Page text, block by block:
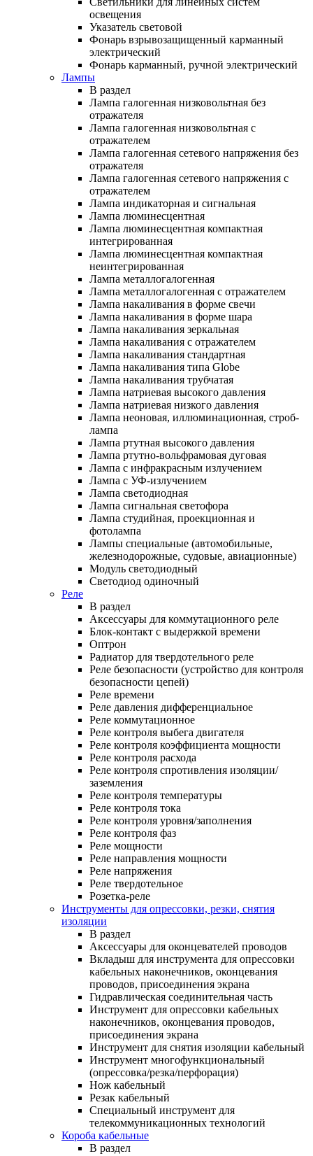
освещения
Указатель световой
Фонарь взрывозащищенный карманный
электрический
Фонарь карманный, ручной электрический
Лампы
В раздел
Лампа галогенная низковольтная без
отражателя
Лампа галогенная низковольтная с
отражателем
Лампа галогенная сетевого напряжения без
отражателя
Лампа галогенная сетевого напряжения с
отражателем
Лампа индикаторная и сигнальная
Лампа люминесцентная
Лампа люминесцентная компактная
интегрированная
Лампа люминесцентная компактная
неинтегрированная
Лампа металлогалогенная
Лампа металлогалогенная с отражателем
Лампа накаливания в форме свечи
Лампа накаливания в форме шара
Лампа накаливания зеркальная
Лампа накаливания с отражателем
Лампа накаливания стандартная
Лампа накаливания типа Globe
Лампа накаливания трубчатая
Лампа натриевая высокого давления
Лампа натриевая низкого давления
Лампа неоновая, иллюминационная, строб-
лампа
Лампа ртутная высокого давления
Лампа ртутно-вольфрамовая дуговая
Лампа с инфракрасным излучением
Лампа с УФ-излучением
Лампа светодиодная
Лампа сигнальная светофора
Лампа студийная, проекционная и
фотолампа
Лампы специальные (автомобильные,
железнодорожные, судовые, авиационные)
Модуль светодиодный
Светодиод одиночный
Реле
В раздел
Аксессуары для коммутационного реле
Блок-контакт с выдержкой времени
Оптрон
Радиатор для твердотельного реле
Реле безопасности (устройство для контроля
безопасности цепей)
Реле времени
Реле давления дифференциальное
Реле коммутационное
Реле контроля выбега двигателя
Реле контроля коэффициента мощности
Реле контроля расхода
Реле контроля спротивления изоляции/
заземления
Реле контроля температуры
Реле контроля тока
Реле контроля уровня/заполнения
Реле контроля фаз
Реле мощности
Реле направления мощности
Реле напряжения
Реле твердотельное
Розетка-реле
Инструменты для опрессовки, резки, снятия
изоляции
В раздел
Аксессуары для оконцевателей проводов
Вкладыш для инструмента для опрессовки
кабельных наконечников, оконцевания
проводов, присоединения экрана
Гидравлическая соединительная часть
Инструмент для опрессовки кабельных
наконечников, оконцевания проводов,
присоединения экрана
Инструмент для снятия изоляции кабельный
Инструмент многофункциональный
(опрессовка/резка/перфорация)
Нож кабельный
Резак кабельный
Специальный инструмент для
телекоммуникационных технологий
Короба кабельные
В раздел